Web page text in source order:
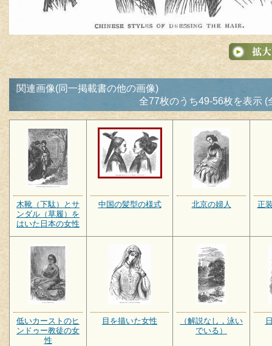
関連画像(同一掲載書の他の画像)
全77枚のうち49-56枚を表示 (
木靴（下駄）とサ
ンダル（草履）を
はいた日本の女性
中国の髪型の様式 北京の婦人 正
低いカーストのヒ
ンドゥー教徒の女
性
目を描いた女性
（解説なし，泳い
でいる）